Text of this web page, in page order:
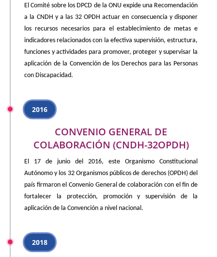
El Comité sobre los DPCD de la ONU expide una Recomendación
a la CNDH y a las 32 OPDH actuar en consecuencia y disponer
los recursos necesarios para el establecimiento de metas e
indicadores relacionados con la efectiva supervisión, estructura,
funciones y actividades para promover, proteger y supervisar la
aplicación de la Convención de los Derechos para las Personas
con Discapacidad.
CONVENIO GENERAL DE
COLABORACIÓN (CNDH-32OPDH)
El 17 de junio del 2016, este Organismo Constitucional
Autónomo y los 32 Organismos públicos de derechos (OPDH) del
país firmaron el Convenio General de colaboración con el fin de
fortalecer la protección, promoción y supervisión de la
aplicación de la Convención a nivel nacional.
2016
2018